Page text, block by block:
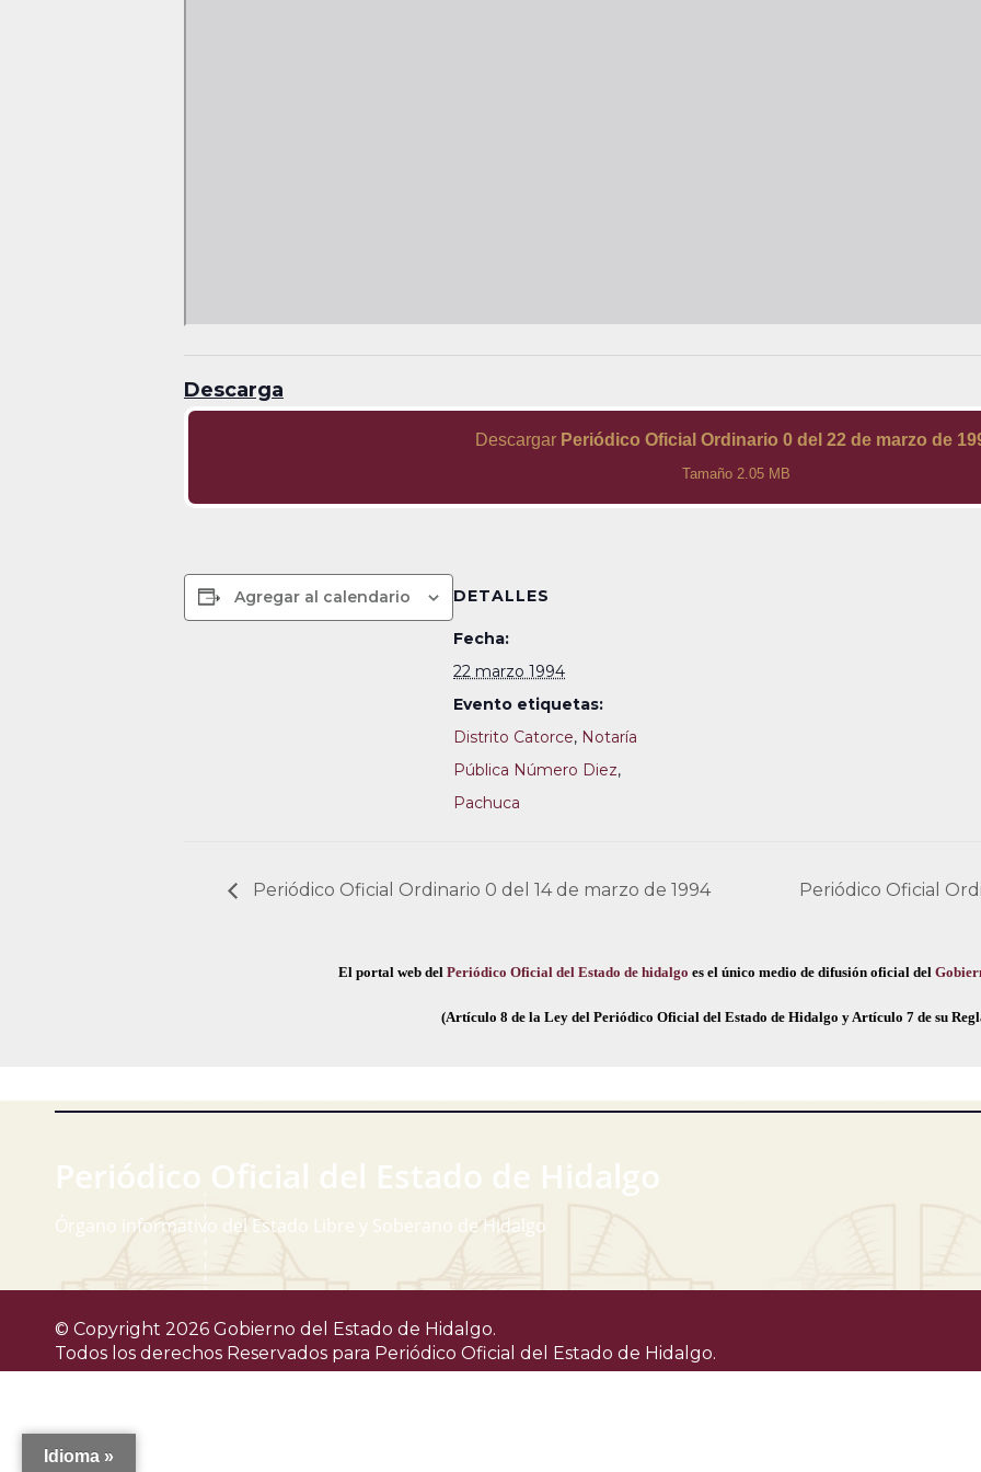
Descarga
Descargar Periódico Oficial Ordinario 0 del 22 de marzo de
Tamaño 2.05 MB
Agregar al calendario DETALLES
Fecha:
22 marzo 1994
Evento etiquetas:
Distrito Catorce, Notaría
Pública Número Diez,
Pachuca
Periódico Oficial Ordinario 0 del 14 de marzo de 1994 Periódico Oficial
El portal web del Periódico Oficial del Estado de hidalgo es el único medio de difusión oficial del
(Artículo 8 de la Ley del Periódico Oficial del Estado de Hidalgo y Artículo 7 de su
Periódico Oficial del Estado de Hidalgo
Órgano informativo del Estado Libre y Soberano de Hidalgo
© Copyright 2026 Gobierno del Estado de Hidalgo.
Todos los derechos Reservados para Periódico Oficial del Estado de Hidalgo.
Idioma »